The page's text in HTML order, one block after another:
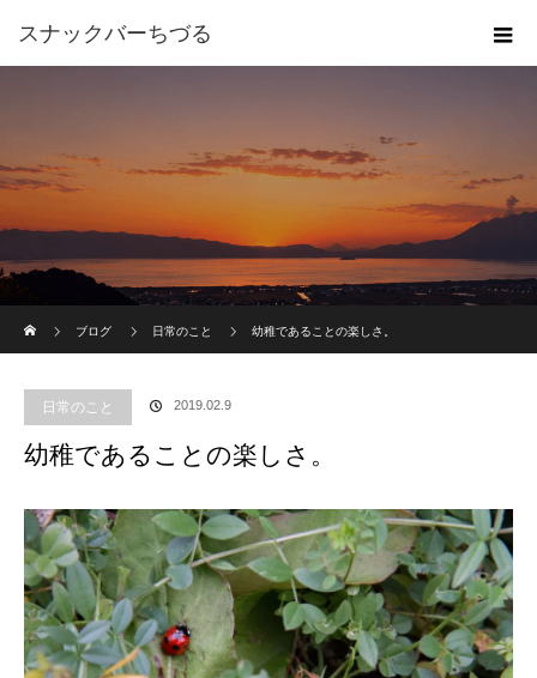
スナックバーちづる
ブログ
日常のこと 幼稚であることの楽しさ。
日常のこと 2019.02.9
幼稚であることの楽しさ。